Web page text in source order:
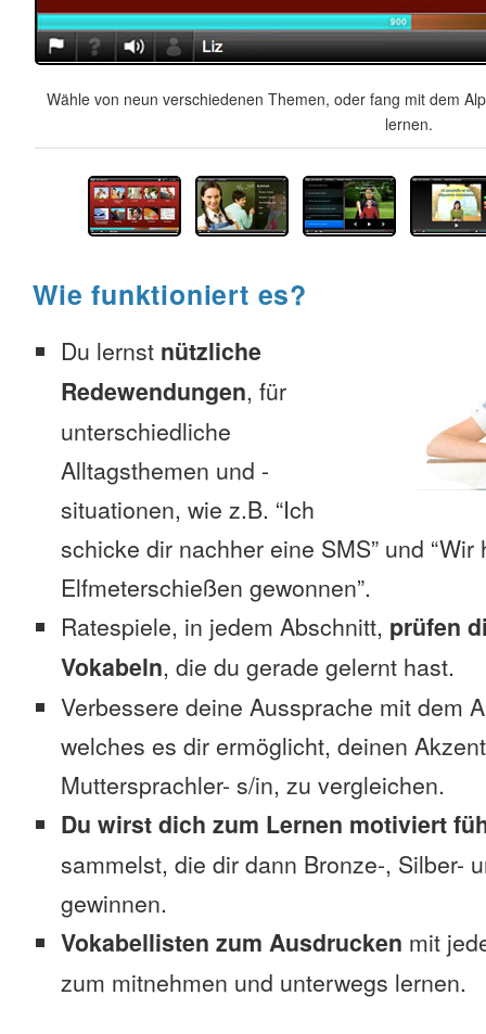
Wähle von neun verschiedenen Themen, oder fang mit dem
lernen.
Wie funktioniert es?
Du lernst nützliche
Redewendungen, für
unterschiedliche
Alltagsthemen und -
situationen, wie z.B. “Ich
schicke dir nachher eine SMS” und
Elfmeterschießen gewonnen”.
Ratespiele, in jedem Abschnitt, prüfen
Vokabeln, die du gerade gelernt hast.
Verbessere deine Aussprache mit dem
welches es dir ermöglicht, deinen
Muttersprachler- s/in, zu vergleichen.
Du wirst dich zum Lernen motiviert
sammelst, die dir dann Bronze-, Silber-
gewinnen.
Vokabellisten zum Ausdrucken mit
zum mitnehmen und unterwegs lernen.